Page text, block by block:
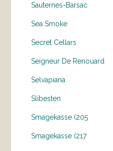
Sauternes-Barsac
Sea Smoke
Secret Cellars
Seigneur De Renouard
Selvapiana
Slibesten
Smagekasse (205
Smagekasse (217